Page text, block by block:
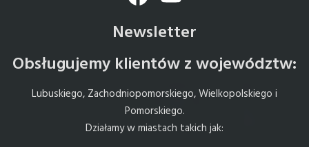
Newsletter
Obsługujemy klientów z województw:
Lubuskiego, Zachodniopomorskiego, Wielkopolskiego i
Pomorskiego.
Działamy w miastach takich jak: